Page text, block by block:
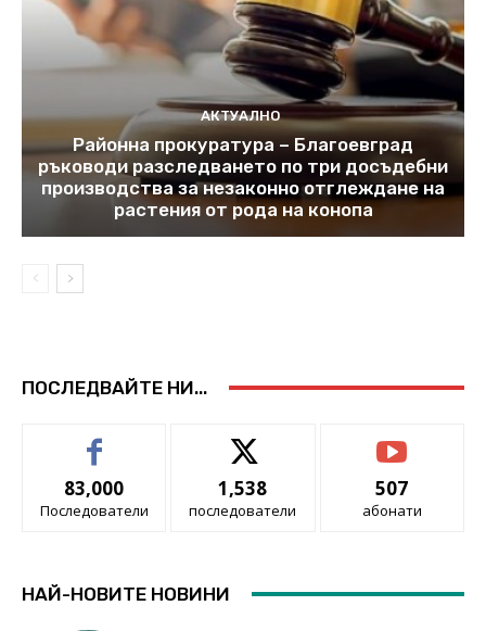
АКТУАЛНО
Районна прокуратура – Благоевград
ръководи разследването по три досъдебни
производства за незаконно отглеждане на
растения от рода на конопа
ПОСЛЕДВАЙТЕ НИ...
83,000
Последователи
1,538
последователи
507
абонати
НАЙ-НОВИТЕ НОВИНИ